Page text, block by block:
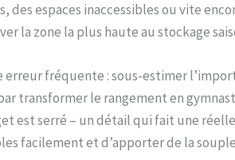
des espaces inaccessibles ou vite
la zone la plus haute au stockage
erreur fréquente : sous-estimer
transformer le rangement en
est serré – un détail qui fait une
facilement et d’apporter de la